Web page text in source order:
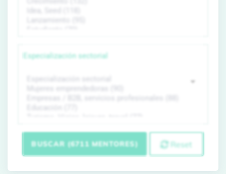
Especialización sectorial
BUSCAR (6711 MENTORES) Reset